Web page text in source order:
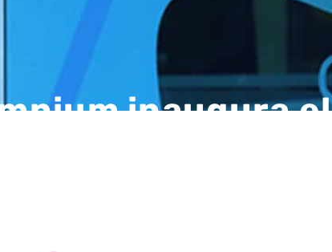
inaugura el